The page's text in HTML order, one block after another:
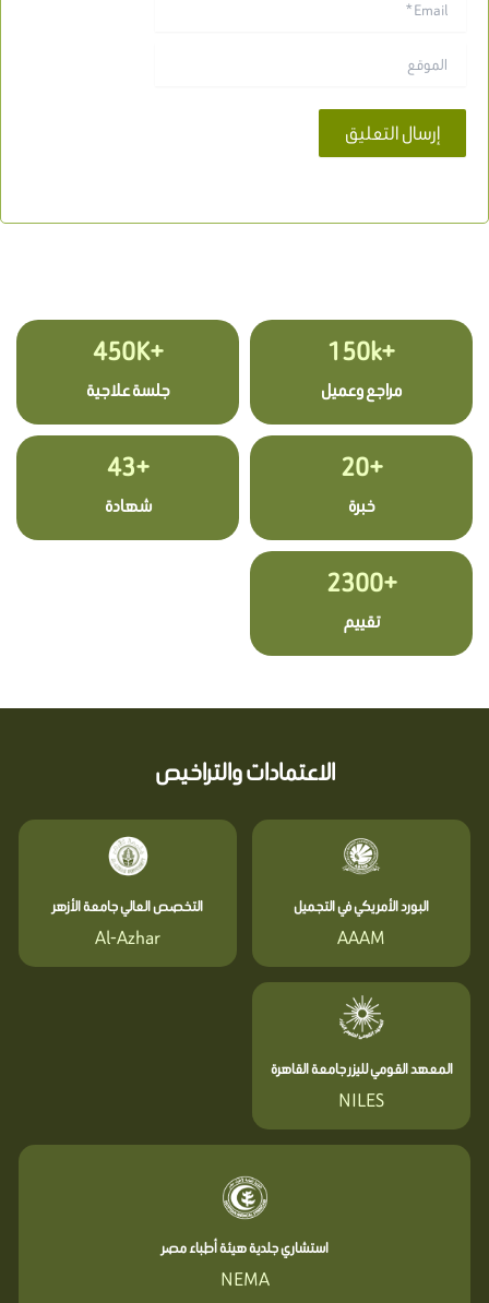
+150k
مراجع وعميل
+450K
جلسة علاجية
+20
خبرة
+43
شهادة
+2300
تقييم
الاعتمادات والتراخيص
البورد الأمريكي في التجميل
AAAM
التخصص العالي جامعة الأزهر
Al-Azhar
المعهد القومي لليزر جامعة القاهرة
NILES
استشاري جلدية هيئة أطباء مصر
NEMA